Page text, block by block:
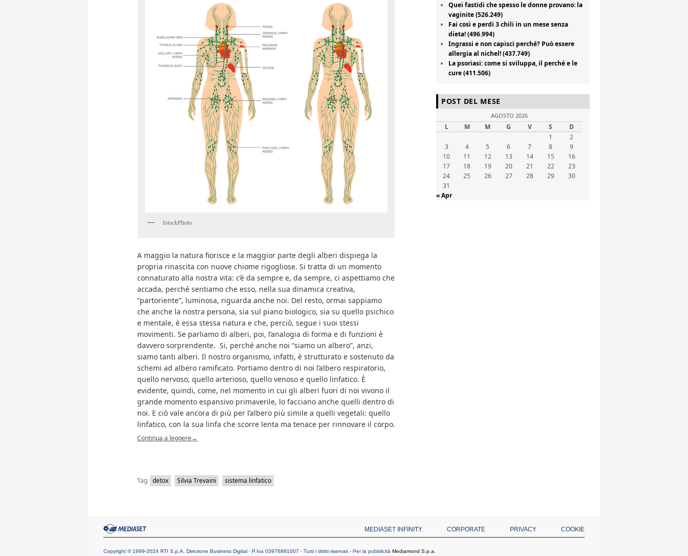
IstockPhoto
A maggio la natura fiorisce e la maggior parte degli alberi dispiega la
propria rinascita con nuove chiome rigogliose. Si tratta di un momento
connaturato alla nostra vita: c’è da sempre e, da sempre, ci aspettiamo che
accada, perché sentiamo che esso, nella sua dinamica creativa,
“partoriente”, luminosa, riguarda anche noi. Del resto, ormai sappiamo
che anche la nostra persona, sia sul piano biologico, sia su quello psichico
e mentale, è essa stessa natura e che, perciò, segue i suoi stessi
movimenti. Se parliamo di alberi, poi, l’analogia di forma e di funzioni è
davvero sorprendente. Si, perché anche noi “siamo un albero”, anzi,
siamo tanti alberi. Il nostro organismo, infatti, è strutturato e sostenuto da
schemi ad albero ramificato. Portiamo dentro di noi l’albero respiratorio,
quello nervoso, quello arterioso, quello venoso e quello linfatico. È
evidente, quindi, come, nel momento in cui gli alberi fuori di noi vivono il
grande momento espansivo primaverile, lo facciano anche quelli dentro di
noi. E ciò vale ancora di più per l’albero più simile a quelli vegetali: quello
linfatico, con la sua linfa che scorre lenta ma tenace per rinnovare il corpo.
Continua a leggere→
Tag detox Silvia Trevaini sistema linfatico
Quei fastidi che spesso le donne provano: la
vaginite (526.249)
Fai così e perdi 3 chili in un mese senza
dieta! (496.994)
Ingrassi e non capisci perché? Può essere
allergia al nichel! (437.749)
La psoriasi: come si sviluppa, il perché e le
cure (411.506)
POST DEL MESE
AGOSTO 2026
L M M G V S
D
1
2
3
4 5 6 7 8
9
10
11 12 13 14 15
16
17
18 19 20 21 22
23
24
25 26 27 28 29
30
31
« Apr
MEDIASET INFINITY CORPORATE PRIVACY COOKIE
Copyright © 1999-2024 RTI S.p.A. Direzione Business Digital - P.Iva 03976881007 - Tutti i diritti riservati - Per la pubblicità Mediamond S.p.a.